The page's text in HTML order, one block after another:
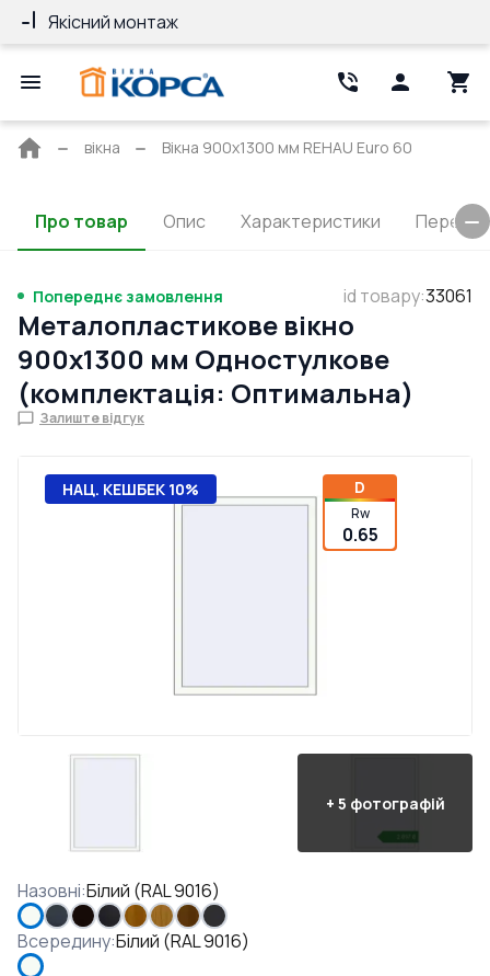
Якісний монтаж
Головна
вікна Вікна 900x1300 мм REHAU Euro 60
Про товар Опис Характеристики
Попереднє замовлення id товару:33061
Металопластикове вікно
900x1300 мм Одностулкове
(комплектація: Оптимальна)
Залиште відгук
НАЦ. КЕШБЕК 10% D
Rw
0.65
+ 5 фотографій
Назовні:Білий (RAL 9016)
Всередину:Білий (RAL 9016)